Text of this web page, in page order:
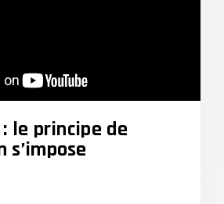
le principe de
s’impose